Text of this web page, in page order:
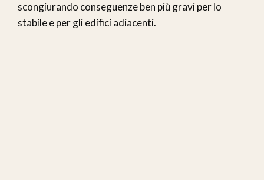
scongiurando conseguenze ben più gravi per lo
stabile e per gli edifici adiacenti.